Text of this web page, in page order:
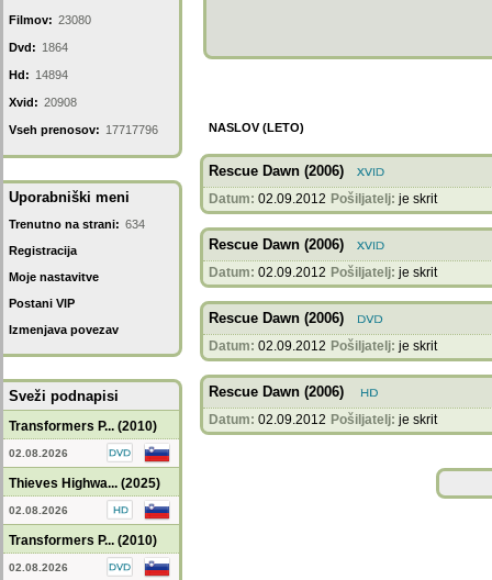
Filmov: 23080
Dvd: 1864
Hd: 14894
Xvid: 20908
Vseh prenosov: 17717796
Uporabniški meni
Trenutno na strani: 634
Registracija
Moje nastavitve
Postani VIP
Izmenjava povezav
Sveži podnapisi
Transformers P... (2010)
02.08.2026
Thieves Highwa... (2025)
02.08.2026
Transformers P... (2010)
02.08.2026
NASLOV (LETO)
Rescue Dawn (2006)
Datum: 02.09.2012 Pošiljatelj: je skrit
Rescue Dawn (2006)
Datum: 02.09.2012 Pošiljatelj: je skrit
Rescue Dawn (2006)
Datum: 02.09.2012 Pošiljatelj: je skrit
Rescue Dawn (2006)
Datum: 02.09.2012 Pošiljatelj: je skrit